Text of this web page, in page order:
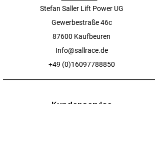
Stefan Saller Lift Power UG
Gewerbestraße 46c
87600 Kaufbeuren
Info@sallrace.de
+49 (0)16097788850
Kundenservice